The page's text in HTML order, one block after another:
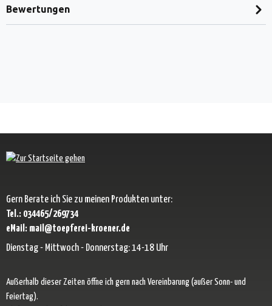
Bewertungen
Gern Berate ich Sie zu meinen Produkten unter:
Tel.: 034465/269734
eMail: mail@toepferei-kroener.de
Dienstag - Mittwoch - Donnerstag: 14-18 Uhr
Außerhalb dieser Zeiten öffne ich gern nach Vereinbarung (außer Sonn- und
Feiertag).